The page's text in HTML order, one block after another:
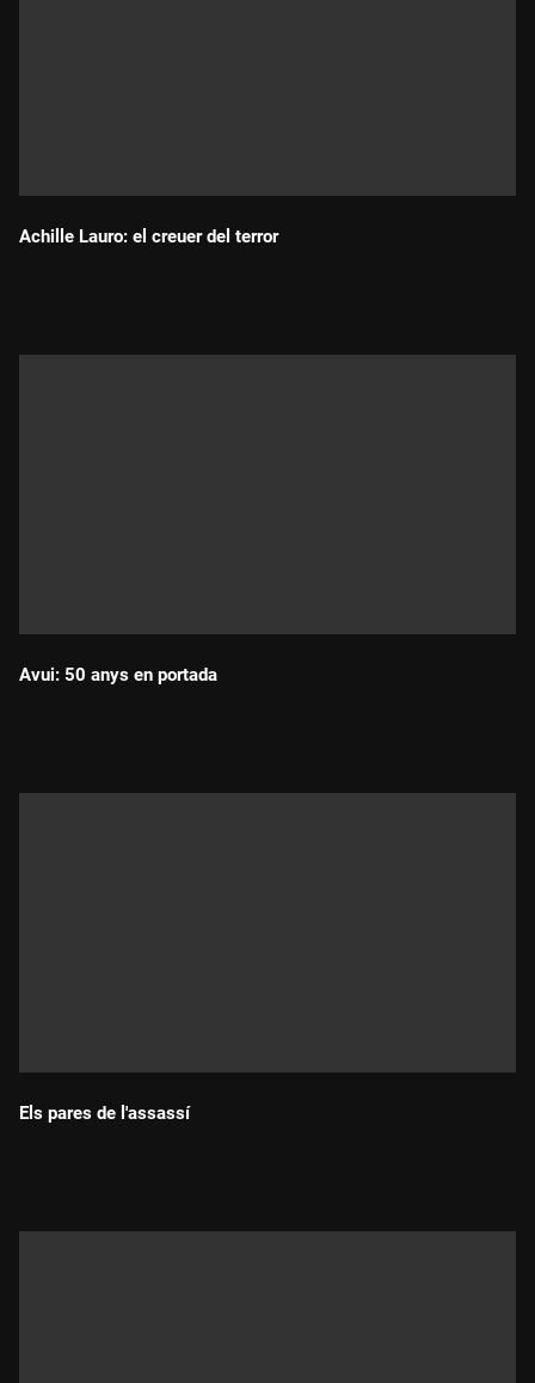
Achille Lauro: el creuer del terror
Avui: 50 anys en portada
Els pares de l'assassí